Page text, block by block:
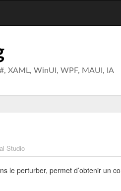
XAML, WinUI, WPF, MAUI, IA
Studio
le perturber, permet d’obtenir un